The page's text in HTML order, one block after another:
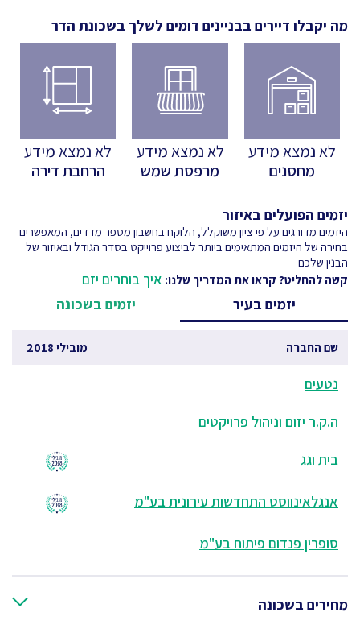
מה יקבלו דיירים בבניינים דומים לשלך בשכונת הדר
לא נמצא מידע
מחסנים
לא נמצא מידע
מרפסת שמש
לא נמצא מידע
הרחבת דירה
יזמים הפועלים באיזור
היזמים מדורגים על פי ציון משוקלל, הלוקח בחשבון מספר מדדים, המאפשרים
בחירה של היזמים המתאימים ביותר לביצוע פרוייקט בסדר הגודל ובאיזור של
הבנין שלכם
קשה להחליט? קראו את המדריך שלנו: איך בוחרים יזם
יזמים בעיר
יזמים בשכונה
שם החברה מובילי 2018
נטעים
ה.ק.ר יזום וניהול פרויקטים
בית וגג
אנגלאינווסט התחדשות עירונית בע"מ
סופרין פנדום פיתוח בע"מ
מחירים בשכונה